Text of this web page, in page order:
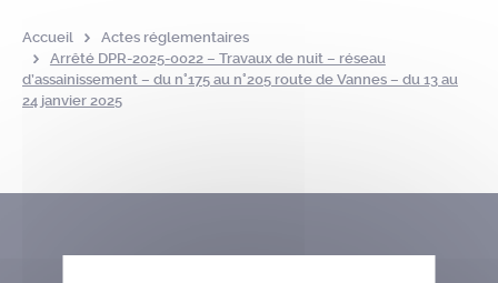
Accueil
Actes réglementaires
Arrêté DPR-2025-0022 – Travaux de nuit – réseau
d’assainissement – du n°175 au n°205 route de Vannes – du 13 au
24 janvier 2025